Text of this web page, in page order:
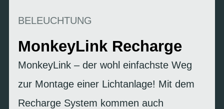
BELEUCHTUNG
MonkeyLink Recharge
MonkeyLink – der wohl einfachste Weg
zur Montage einer Lichtanlage! Mit dem
Recharge System kommen auch